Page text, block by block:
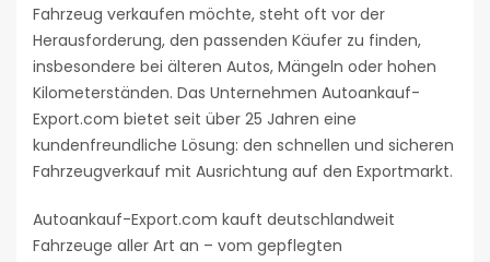
Fahrzeug verkaufen möchte, steht oft vor der
Herausforderung, den passenden Käufer zu finden,
insbesondere bei älteren Autos, Mängeln oder hohen
Kilometerständen. Das Unternehmen Autoankauf-
Export.com bietet seit über 25 Jahren eine
kundenfreundliche Lösung: den schnellen und sicheren
Fahrzeugverkauf mit Ausrichtung auf den Exportmarkt.
Autoankauf-Export.com kauft deutschlandweit
Fahrzeuge aller Art an – vom gepflegten